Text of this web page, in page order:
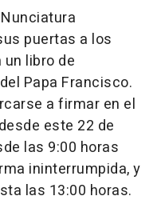
puertas a los
libro de
Papa Francisco.
a firmar en el
este 22 de
las 9:00 horas
ininterrumpida, y
las 13:00 horas.